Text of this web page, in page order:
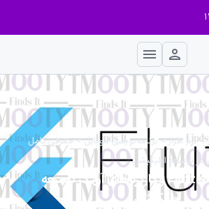
نرم افزار>برنامه‌نویسی موبایل>معرفی کامل
معرفی کامل Flutter و کاربردهای آن در توسعه
اپلیکیشن